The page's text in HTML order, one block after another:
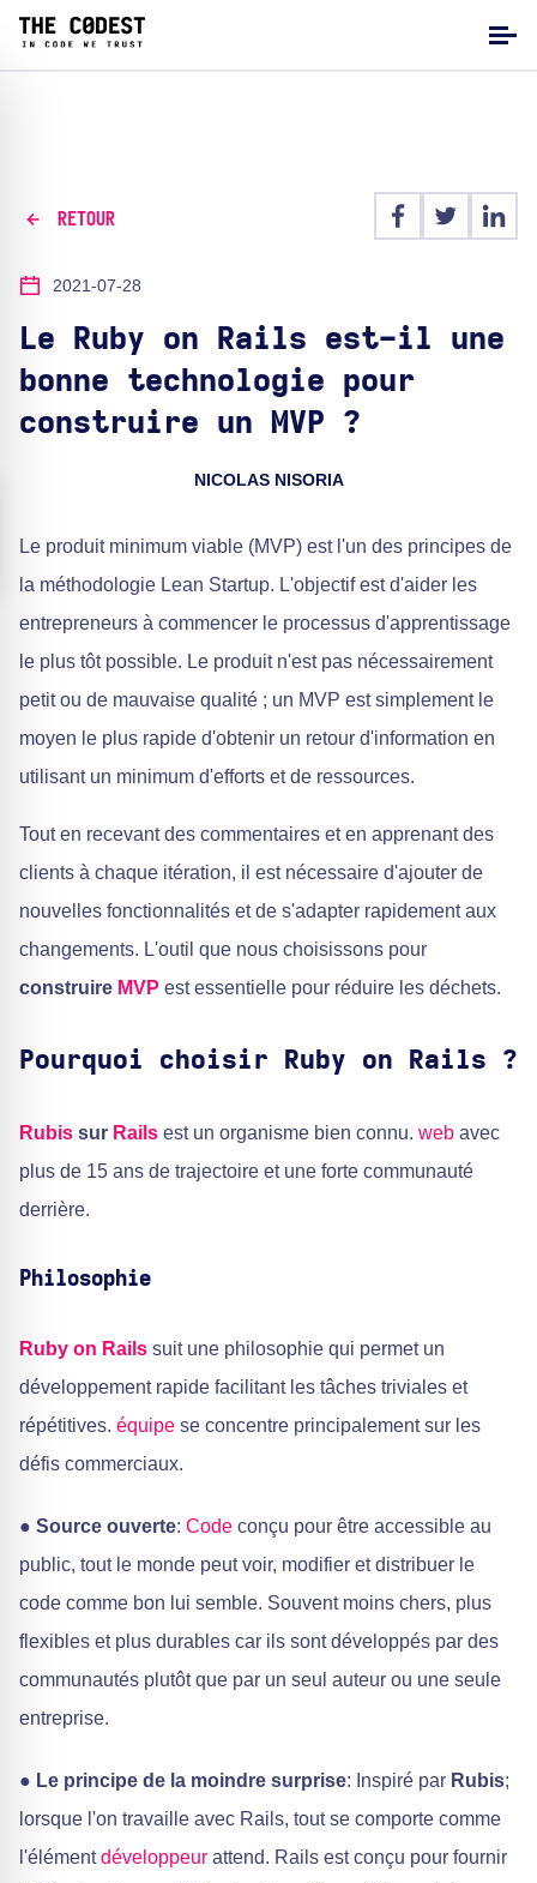
RETOUR
2021-07-28
Le Ruby on Rails est-il une
bonne technologie pour
construire un MVP ?
NICOLAS NISORIA
Le produit minimum viable (MVP) est l'un des principes de
la méthodologie Lean Startup. L'objectif est d'aider les
entrepreneurs à commencer le processus d'apprentissage
le plus tôt possible. Le produit n'est pas nécessairement
petit ou de mauvaise qualité ; un MVP est simplement le
moyen le plus rapide d'obtenir un retour d'information en
utilisant un minimum d'efforts et de ressources.
Tout en recevant des commentaires et en apprenant des
clients à chaque itération, il est nécessaire d'ajouter de
nouvelles fonctionnalités et de s'adapter rapidement aux
changements. L'outil que nous choisissons pour
construire MVP est essentielle pour réduire les déchets.
Pourquoi choisir Ruby on Rails ?
Rubis sur Rails est un organisme bien connu. web avec
plus de 15 ans de trajectoire et une forte communauté
derrière.
Philosophie
Ruby on Rails suit une philosophie qui permet un
développement rapide facilitant les tâches triviales et
répétitives. équipe se concentre principalement sur les
défis commerciaux.
● Source ouverte: Code conçu pour être accessible au
public, tout le monde peut voir, modifier et distribuer le
code comme bon lui semble. Souvent moins chers, plus
flexibles et plus durables car ils sont développés par des
communautés plutôt que par un seul auteur ou une seule
entreprise.
● Le principe de la moindre surprise: Inspiré par Rubis;
lorsque l'on travaille avec Rails, tout se comporte comme
l'élémentdéveloppeur attend. Rails est conçu pour fournir